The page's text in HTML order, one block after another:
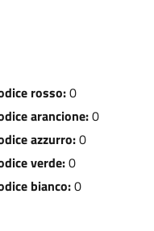
rosso:0
arancione:0
azzurro:0
verde:0
bianco:0